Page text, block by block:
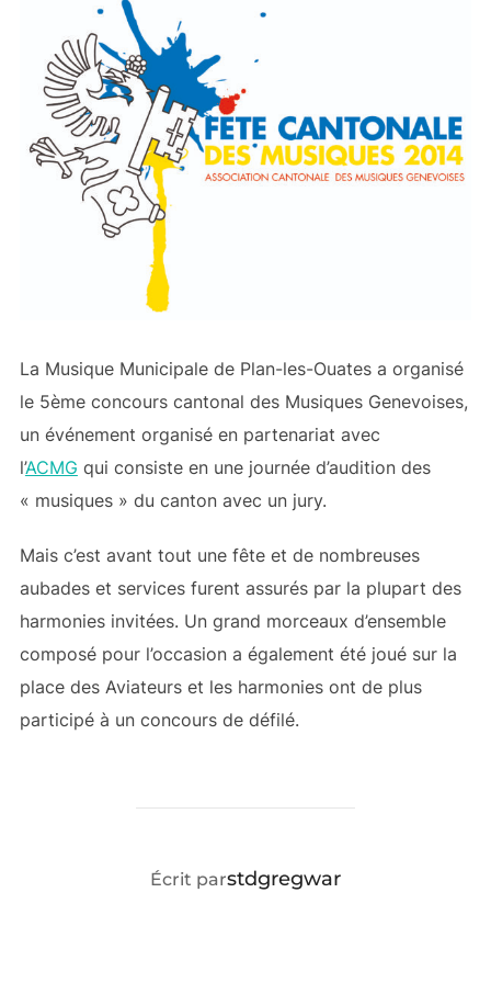
La Musique Municipale de Plan-les-Ouates a organisé
le 5ème concours cantonal des Musiques Genevoises,
un événement organisé en partenariat avec
l’ACMG qui consiste en une journée d’audition des
« musiques » du canton avec un jury.
Mais c’est avant tout une fête et de nombreuses
aubades et services furent assurés par la plupart des
harmonies invitées. Un grand morceaux d’ensemble
composé pour l’occasion a également été joué sur la
place des Aviateurs et les harmonies ont de plus
participé à un concours de défilé.
AUTEUR DE LA PUBLICATION
Écrit parstdgregwar